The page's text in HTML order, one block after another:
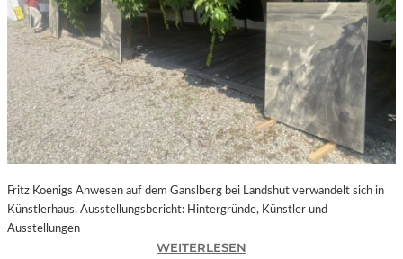
Fritz Koenigs Anwesen auf dem Ganslberg bei Landshut verwandelt sich in
Künstlerhaus. Ausstellungsbericht: Hintergründe, Künstler und
Ausstellungen
WEITERLESEN